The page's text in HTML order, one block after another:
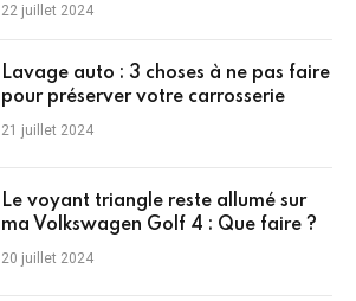
22 juillet 2024
Lavage auto : 3 choses à ne pas faire
pour préserver votre carrosserie
21 juillet 2024
Le voyant triangle reste allumé sur
ma Volkswagen Golf 4 : Que faire ?
20 juillet 2024